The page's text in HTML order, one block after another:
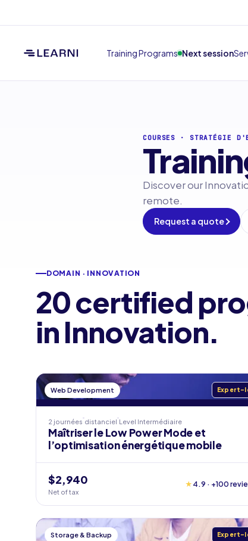
Training Programs Next session
COURSES · STRATÉGIE
Discover our
remote.
Request a quote
DOMAIN · INNOVATION
20 certified
in Innovation.
Web Development Expert-
2 journées distanciel Level Intermédiaire
Maîtriser le Low Power Mode et
l’optimisation énergétique mobile
$2,940
Net of tax
★ 4.9 · +100
Storage & Backup Expert-